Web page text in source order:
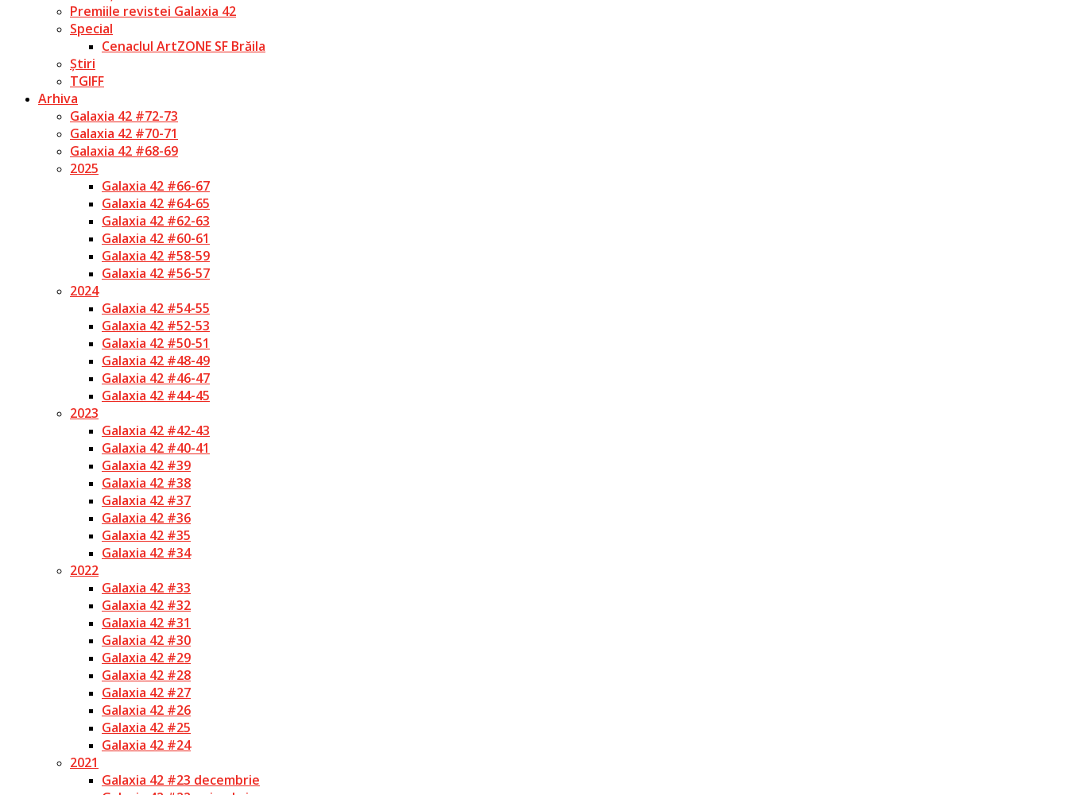
Premiile revistei Galaxia 42
Special
Cenaclul ArtZONE SF Brăila
Știri
TGIFF
Arhiva
Galaxia 42 #72-73
Galaxia 42 #70-71
Galaxia 42 #68-69
2025
Galaxia 42 #66-67
Galaxia 42 #64-65
Galaxia 42 #62-63
Galaxia 42 #60-61
Galaxia 42 #58-59
Galaxia 42 #56-57
2024
Galaxia 42 #54-55
Galaxia 42 #52-53
Galaxia 42 #50-51
Galaxia 42 #48-49
Galaxia 42 #46-47
Galaxia 42 #44-45
2023
Galaxia 42 #42-43
Galaxia 42 #40-41
Galaxia 42 #39
Galaxia 42 #38
Galaxia 42 #37
Galaxia 42 #36
Galaxia 42 #35
Galaxia 42 #34
2022
Galaxia 42 #33
Galaxia 42 #32
Galaxia 42 #31
Galaxia 42 #30
Galaxia 42 #29
Galaxia 42 #28
Galaxia 42 #27
Galaxia 42 #26
Galaxia 42 #25
Galaxia 42 #24
2021
Galaxia 42 #23 decembrie